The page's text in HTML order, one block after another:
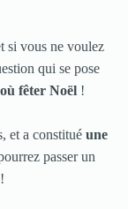
si vous ne voulez
qui se pose
fêter Noël !
et a constitué une
passer un